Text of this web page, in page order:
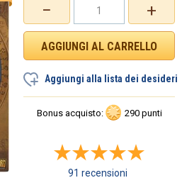
+
−
Aggiungi alla lista dei desideri
Bonus acquisto: 290 punti
91 recensioni